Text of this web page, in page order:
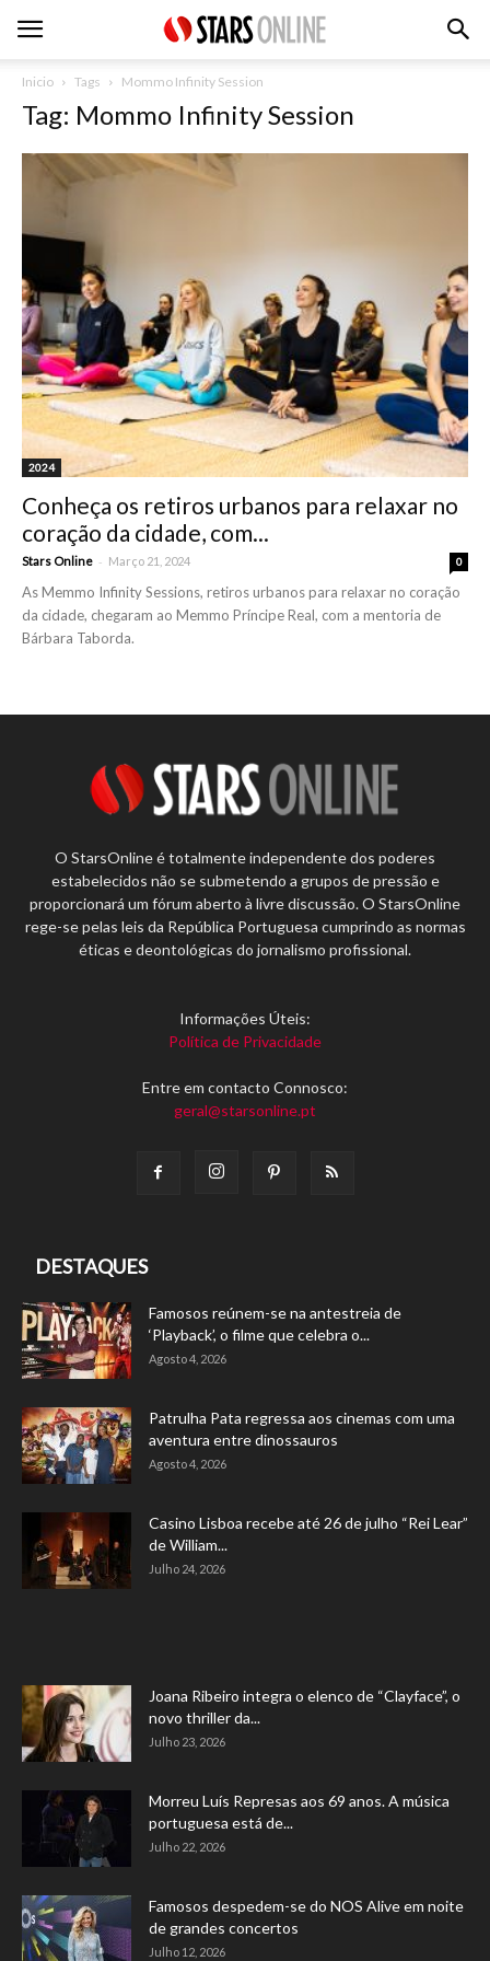
Inicio Tags Mommo Infinity Session
Tag: Mommo Infinity Session
2024
Conheça os retiros urbanos para relaxar no
coração da cidade, com...
Stars Online - Março 21, 2024 0
As Memmo Infinity Sessions, retiros urbanos para relaxar no coração
da cidade, chegaram ao Memmo Príncipe Real, com a mentoria de
Bárbara Taborda.
O StarsOnline é totalmente independente dos poderes
estabelecidos não se submetendo a grupos de pressão e
proporcionará um fórum aberto à livre discussão. O StarsOnline
rege-se pelas leis da República Portuguesa cumprindo as normas
éticas e deontológicas do jornalismo profissional.
Informações Úteis:
Política de Privacidade
Entre em contacto Connosco:
geral@starsonline.pt
DESTAQUES
Famosos reúnem-se na antestreia de
‘Playback’, o filme que celebra o...
Agosto 4, 2026
Patrulha Pata regressa aos cinemas com uma
aventura entre dinossauros
Agosto 4, 2026
Casino Lisboa recebe até 26 de julho “Rei Lear”
de William...
Julho 24, 2026
Joana Ribeiro integra o elenco de “Clayface”, o
novo thriller da...
Julho 23, 2026
Morreu Luís Represas aos 69 anos. A música
portuguesa está de...
Julho 22, 2026
Famosos despedem-se do NOS Alive em noite
de grandes concertos
Julho 12, 2026